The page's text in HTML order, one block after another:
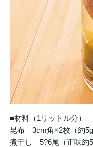
■材料（1リットル分）
昆布 3cm角×2枚（約5g
煮干し 5?6尾（正味約